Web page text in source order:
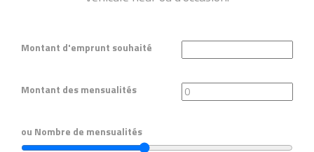
Montant d'emprunt souhaité
Montant des mensualités
ou Nombre de mensualités